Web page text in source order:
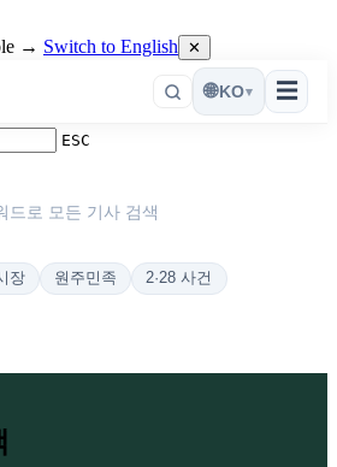
→ Switch to English ✕
☰
🌐KO▾
ESC
드로 모든 기사 검색
장 원주민족
2·28 사건